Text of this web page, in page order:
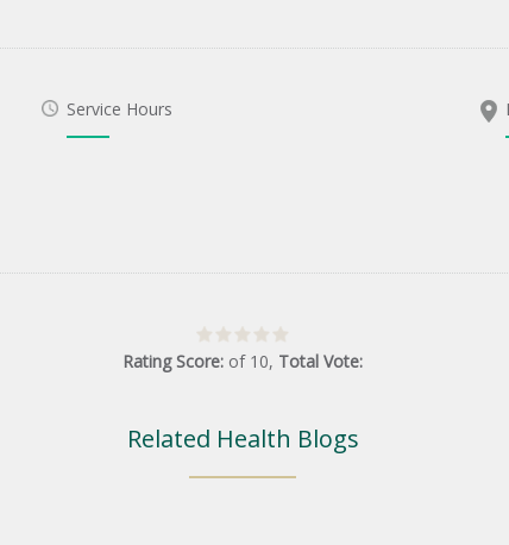
Service Hours
Rating Score: of 10, Total Vote:
Related Health Blogs